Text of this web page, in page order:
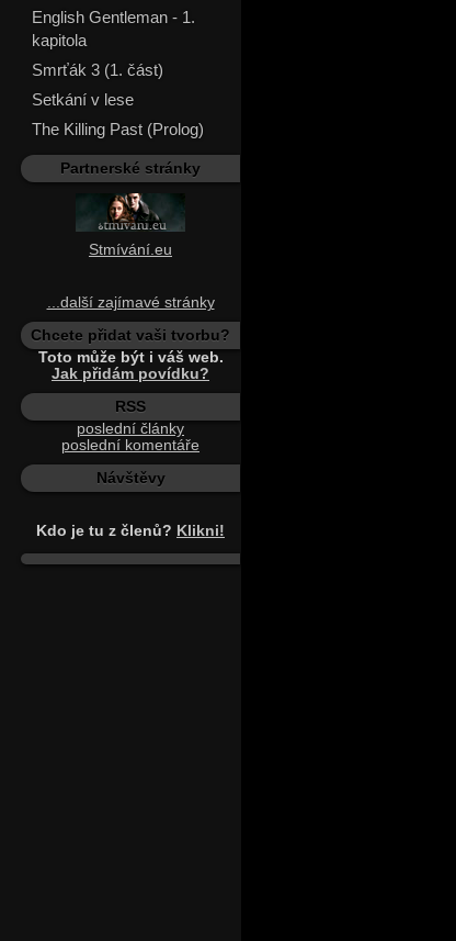
English Gentleman - 1.
kapitola
Smrťák 3 (1. část)
Setkání v lese
The Killing Past (Prolog)
Partnerské stránky
Stmívání.eu
...další zajímavé stránky
Chcete přidat vaši tvorbu?
Toto může být i váš web.
Jak přidám povídku?
RSS
poslední články
poslední komentáře
Návštěvy
Kdo je tu z členů? Klikni!